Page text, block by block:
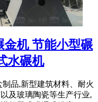
金机 节能小型碾
水碾机
品,新型建筑材料、耐火
及玻璃陶瓷等生产行业,